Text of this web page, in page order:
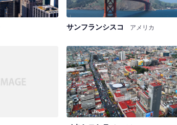
サンフランシスコ アメリカ